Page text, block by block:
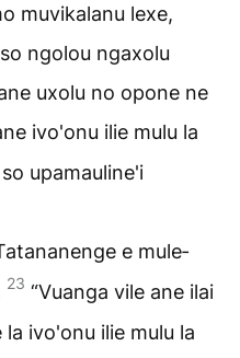
muvikalanu lexe,
ngolou ngaxolu
uxolu no opone ne
ivo'onu ilie mulu la
upamauline'i
e mule­
23 “Vua­nga vile ane ilai
ivo'onu ilie mulu la